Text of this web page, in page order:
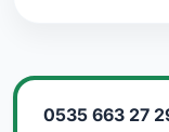
0535 663 27